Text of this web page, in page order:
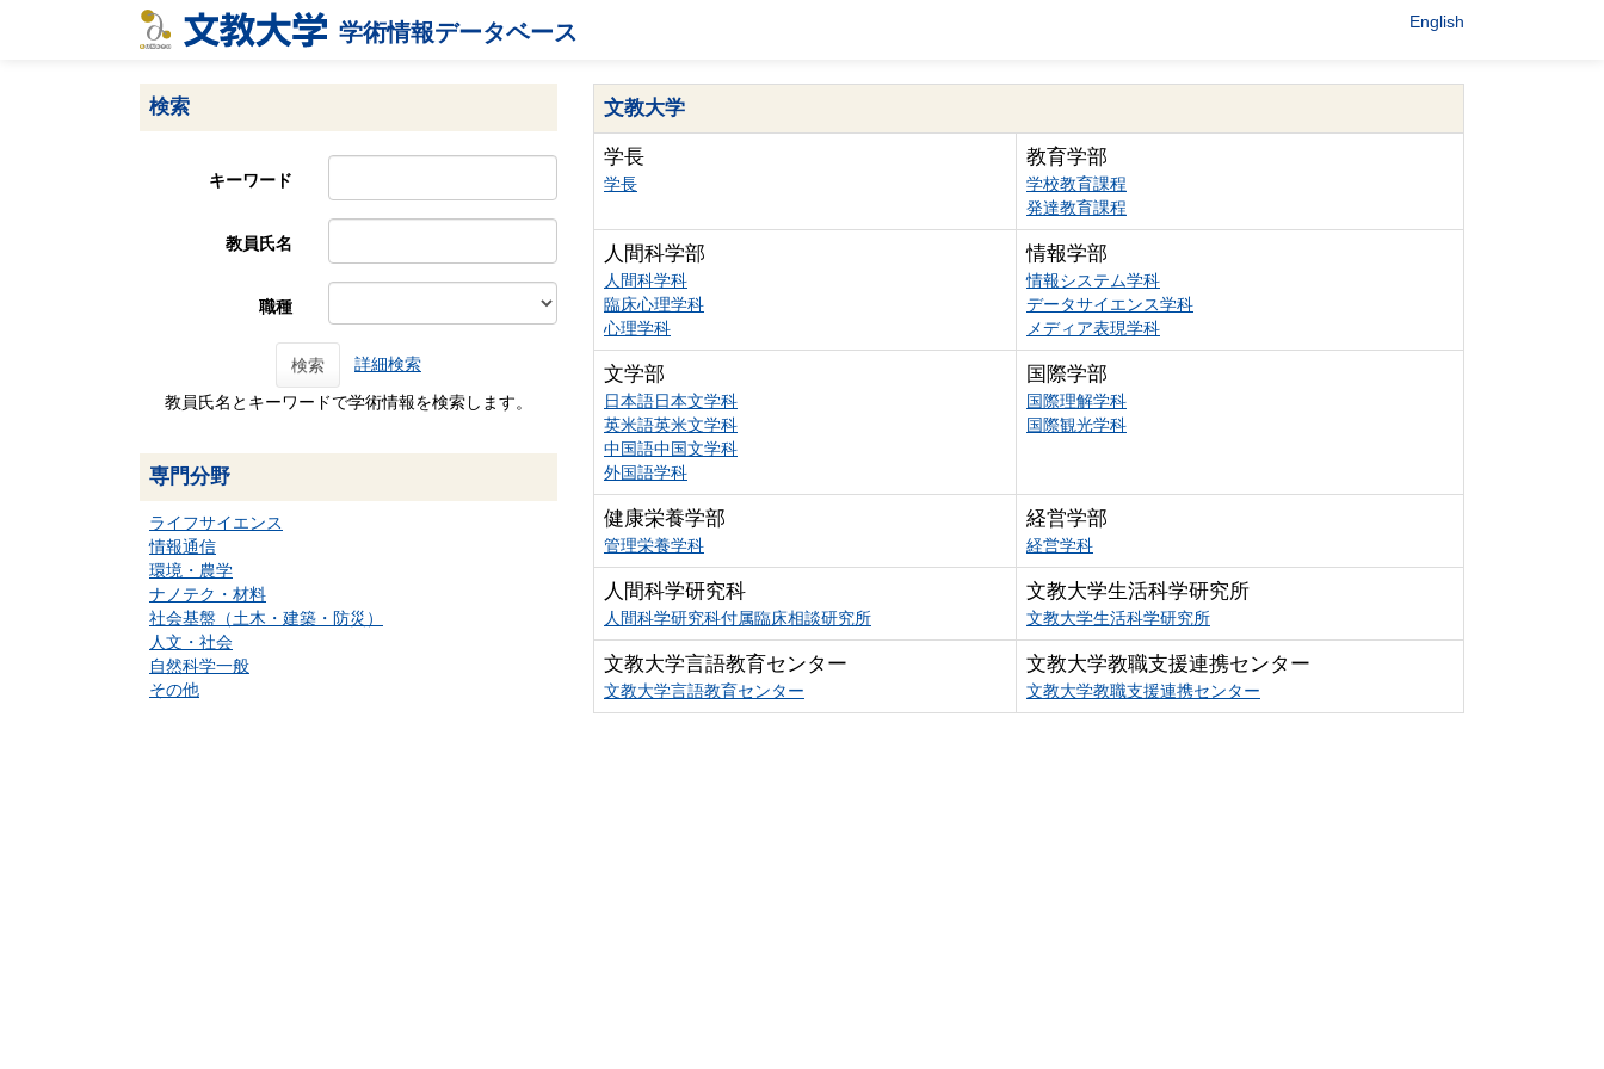
学術情報データベース English
検索
キーワード
教員氏名
職種
検索 詳細検索
教員氏名とキーワードで学術情報を検索します。
専門分野
ライフサイエンス
情報通信
環境・農学
ナノテク・材料
社会基盤（土木・建築・防災）
人文・社会
自然科学一般
その他
文教大学
学長
学長
教育学部
学校教育課程
発達教育課程
人間科学部
人間科学科
臨床心理学科
心理学科
情報学部
情報システム学科
データサイエンス学科
メディア表現学科
文学部
日本語日本文学科
英米語英米文学科
中国語中国文学科
外国語学科
国際学部
国際理解学科
国際観光学科
健康栄養学部
管理栄養学科
経営学部
経営学科
人間科学研究科
人間科学研究科付属臨床相談研究所
文教大学生活科学研究所
文教大学生活科学研究所
文教大学言語教育センター
文教大学言語教育センター
文教大学教職支援連携センター
文教大学教職支援連携センター